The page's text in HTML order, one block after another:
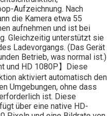
Aufzeichnung. Nach
die Kamera etwa 55
aufnehmen und ist bei
Gleichzeitig unterstützt sie
Ladevorgangs. (Das Gerät
Betrieb, was normal ist.)
und HD 1080P】Diese
aktiviert automatisch den
Umgebungen, ohne dass
ist. Diese
über eine native HD-